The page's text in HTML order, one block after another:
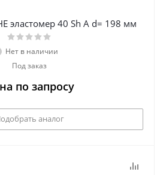
эластомер 40 Sh A d= 198 мм
Нет в наличии
Под заказ
по запросу
аналог